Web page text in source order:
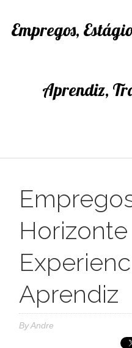
Empregos,
Aprendiz,
Horizonte
Aprendiz
ByAndre